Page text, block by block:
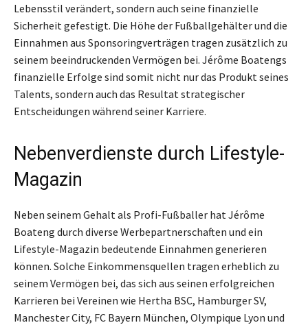
Lebensstil verändert, sondern auch seine finanzielle
Sicherheit gefestigt. Die Höhe der Fußballgehälter und die
Einnahmen aus Sponsoringverträgen tragen zusätzlich zu
seinem beeindruckenden Vermögen bei. Jérôme Boatengs
finanzielle Erfolge sind somit nicht nur das Produkt seines
Talents, sondern auch das Resultat strategischer
Entscheidungen während seiner Karriere.
Nebenverdienste durch Lifestyle-
Magazin
Neben seinem Gehalt als Profi-Fußballer hat Jérôme
Boateng durch diverse Werbepartnerschaften und ein
Lifestyle-Magazin bedeutende Einnahmen generieren
können. Solche Einkommensquellen tragen erheblich zu
seinem Vermögen bei, das sich aus seinen erfolgreichen
Karrieren bei Vereinen wie Hertha BSC, Hamburger SV,
Manchester City, FC Bayern München, Olympique Lyon und